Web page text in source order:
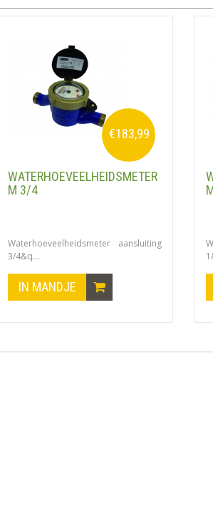
€183,99
WATERHOEVEELHEIDSMETER
M 3/4
Waterhoeveelheidsmeter aansluiting
3/4&q...
IN MANDJE